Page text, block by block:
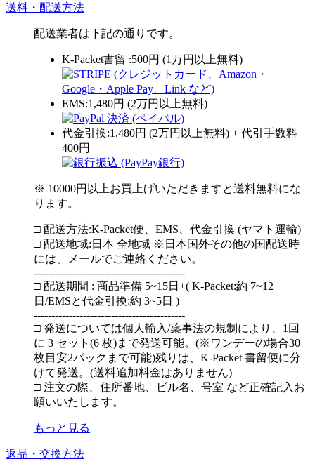
送料・配送方法
配送業者は下記の通りです。
K-Packet書留 :500円 (1万円以上無料)
EMS:1,480円 (2万円以上無料)
代金引換:1,480円 (2万円以上無料) + 代引手数料
400円
※ 10000円以上お買上げいただきますと送料無料にな
ります。
□ 配送方法:K-Packet便、EMS、代金引換 (ヤマト運輸)
□ 配送地域:日本 全地域 ※日本国外その他の国配送時
には、メールでご連絡ください。
-------------------------------------------
□ 配送期間 : 商品準備 5~15日+( K-Packet:約 7~12
日/EMSと代金引換:約 3~5日 )
-------------------------------------------
□ 発送については個人輸入/薬事法の規制により、1回
に 3 セット(6 枚)まで発送可能。(※ワンデーの場合30
枚目安2パックまで可能)残りは、K-Packet 書留便に分
けて発送。(送料追加料金はありません)
□ 注文の際、住所番地、ビル名、号室 など正確記入お
願いいたします。
もっと見る
返品・交換方法